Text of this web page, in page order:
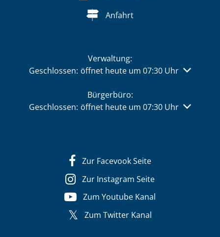
Anfahrt
Verwaltung:
Klicken, um weitere Öffnungs- oder Schließzeiten
Geschlossen: öffnet heute um 07:30 Uhr
Bürgerbüro:
Klicken, um weitere Öffnungs- oder Schließzeiten
Geschlossen: öffnet heute um 07:30 Uhr
Zur Facevook Seite
Zur Instagram Seite
Zum Youtube Kanal
Zum Twitter Kanal